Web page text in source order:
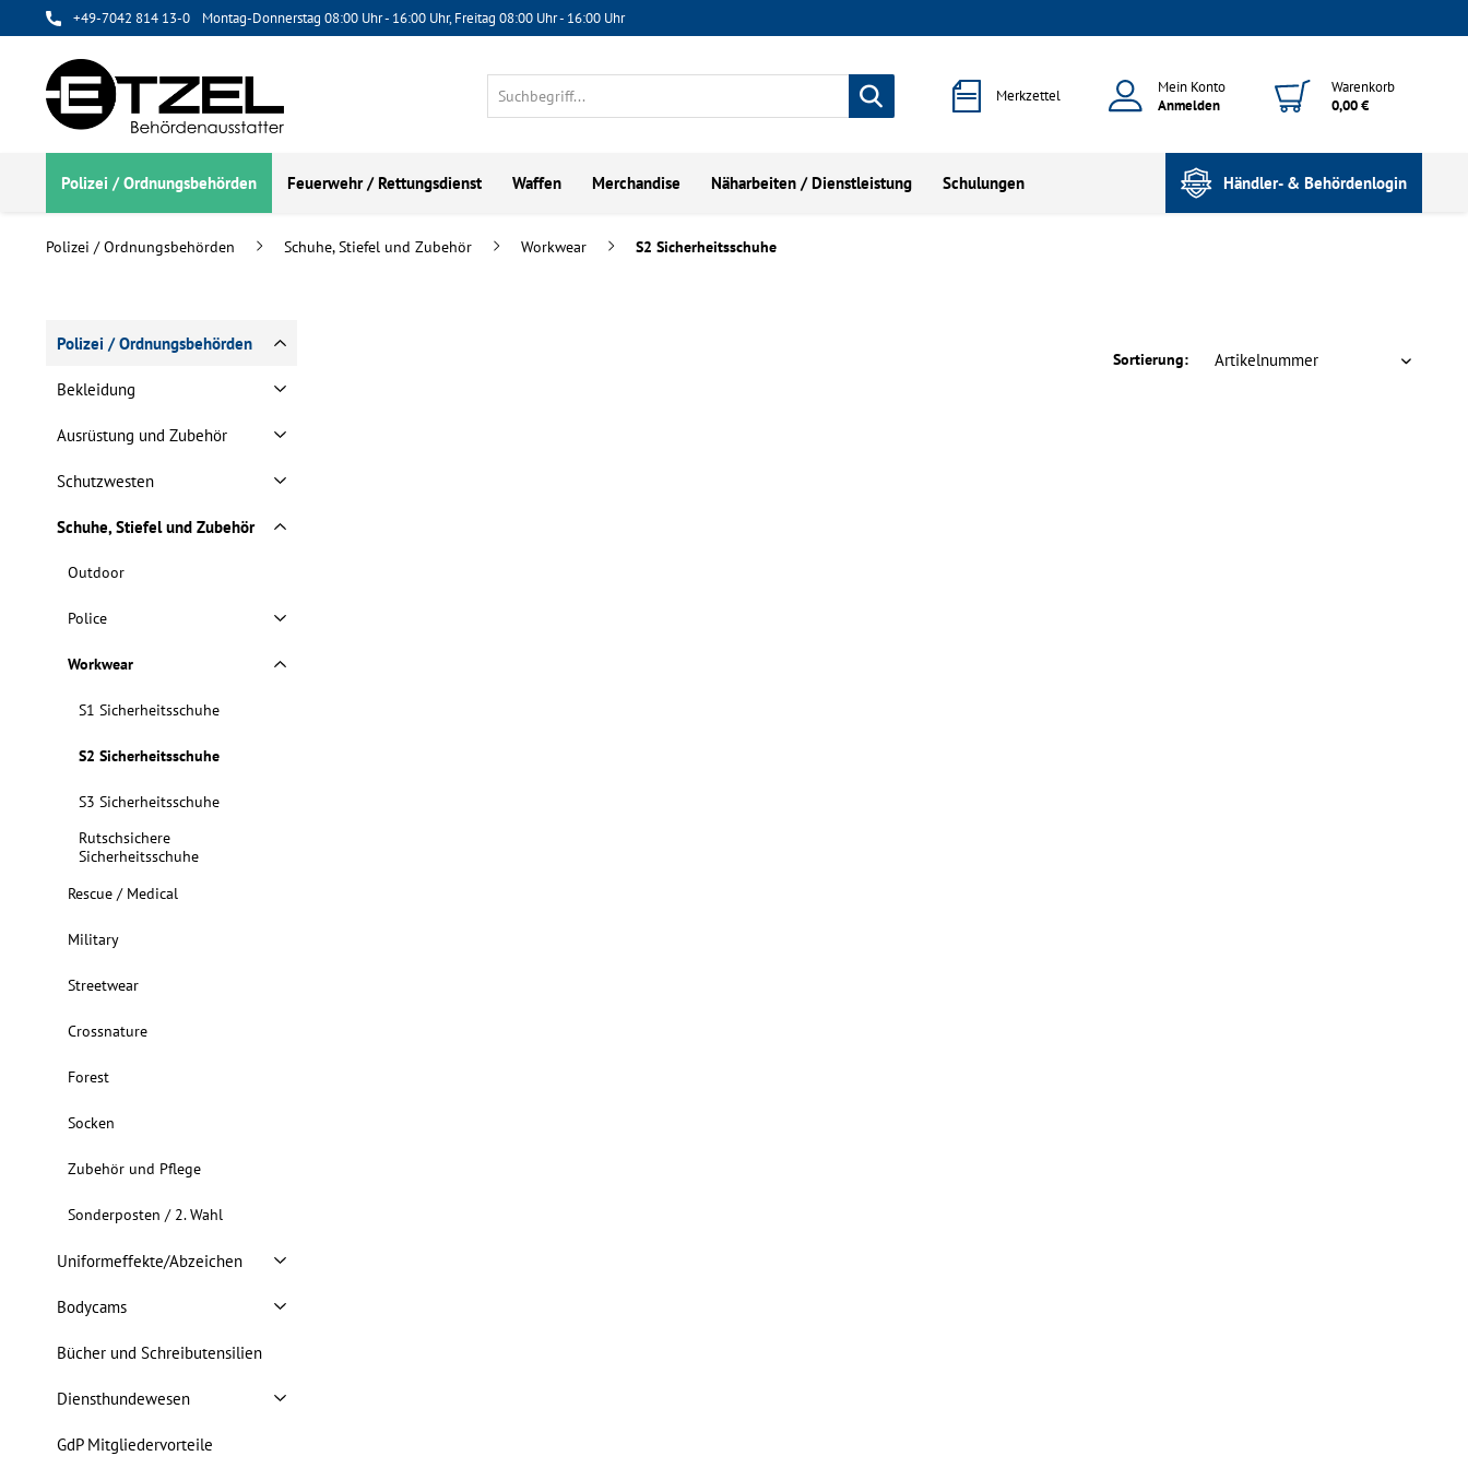
+49-7042 814 13-0 Montag-Donnerstag 08:00 Uhr - 16:00 Uhr, Freitag 08:00 Uhr - 16:00 Uhr
Merkzettel
Mein Konto
Anmelden
Warenkorb
0,00 €
Polizei / Ordnungsbehörden Feuerwehr / Rettungsdienst Waffen Merchandise Näharbeiten / Dienstleistung Schulungen Händler- & Behördenlogin
Polizei / Ordnungsbehörden Schuhe, Stiefel und Zubehör Workwear S2 Sicherheitsschuhe
Polizei / Ordnungsbehörden
Bekleidung
Ausrüstung und Zubehör
Schutzwesten
Schuhe, Stiefel und Zubehör
Outdoor
Police
Workwear
S1 Sicherheitsschuhe
S2 Sicherheitsschuhe
S3 Sicherheitsschuhe
Rutschsichere
Sicherheitsschuhe
Rescue / Medical
Military
Streetwear
Crossnature
Forest
Socken
Zubehör und Pflege
Sonderposten / 2. Wahl
Uniformeffekte/Abzeichen
Bodycams
Bücher und Schreibutensilien
Diensthundewesen
GdP Mitgliedervorteile
Sortierung: